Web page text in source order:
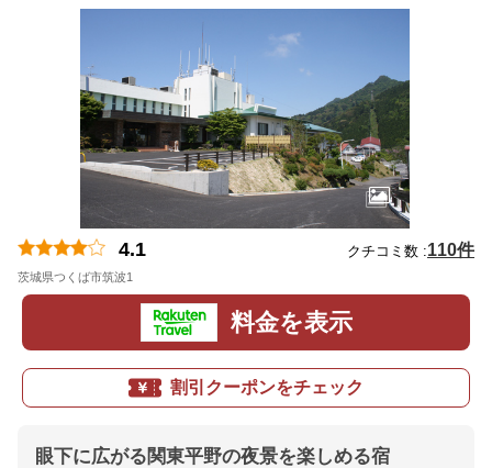
4.1 クチコミ数 :110件
茨城県つくば市筑波1
料金を表示
割引クーポンをチェック
眼下に広がる関東平野の夜景を楽しめる宿